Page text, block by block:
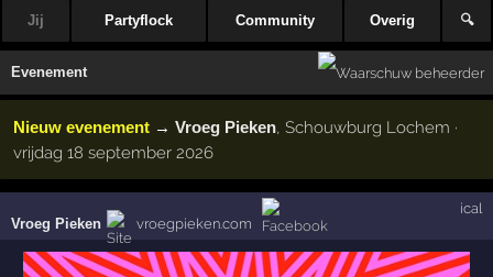
Jij Partyflock Community Overig 🔍
Evenement
Nieuw evenement →Vroeg Pieken, Schouwburg Lochem ·
vrijdag 18 september 2026
Vroeg Pieken vroegpieken.com
ical